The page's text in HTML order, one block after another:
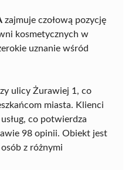
zajmuje czołową pozycję
kosmetycznych w
uznanie wśród
ulicy Żurawiej 1, co
miasta. Klienci
co potwierdza
98 opinii. Obiekt jest
z różnymi